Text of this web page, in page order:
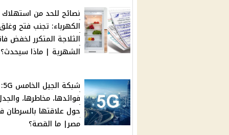
نصائح للحد من استهلاك
الكهرباء: تجنب فتح
الثلاجة المتكرر لخفض
الشهرية | ماذا سيحدث؟
شبكة الجيل الخامس 5G:
فوائدها، مخاطرها،
حول علاقتها بالسرطان
مصر| ما القصة؟